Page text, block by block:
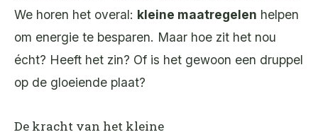
We horen het overal: kleine maatregelen helpen
om energie te besparen. Maar hoe zit het nou
écht? Heeft het zin? Of is het gewoon een druppel
op de gloeiende plaat?
De kracht van het kleine